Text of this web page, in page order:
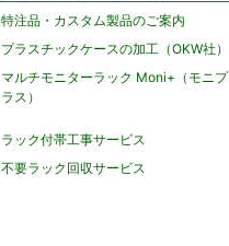
特注品・カスタム製品のご案内
プラスチックケースの加工（OKW社）
マルチモニターラック Moni+（モニプ
ラス）
ラック付帯工事サービス
不要ラック回収サービス